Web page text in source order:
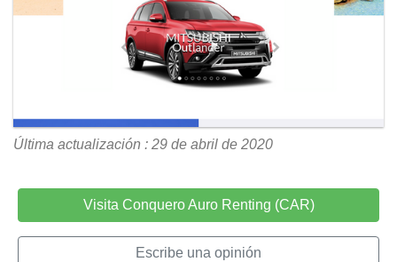
Última actualización : 29 de abril de 2020
Visita Conquero Auro Renting (CAR)
Escribe una opinión